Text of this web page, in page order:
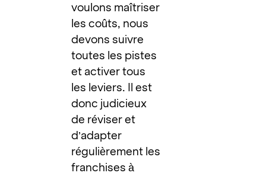
voulons maîtriser
les coûts, nous
devons suivre
toutes les pistes
et activer tous
les leviers. Il est
donc judicieux
de réviser et
d’adapter
régulièrement les
franchises à